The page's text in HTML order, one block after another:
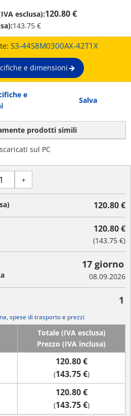
esclusa):120.80 €
143.75 €
S3-44S8M0300AX-42T1X
e dimensioni
e
Salva
prodotti simili
sul PC
+
120.80 €
120.80 €
(143.75 €)
17 giorno
08.09.2026
1
spese di trasportoe prezzi
Totale (IVA esclusa)
Prezzo (IVA inclusa)
120.80 €
(143.75 €)
120.80 €
(143.75 €)